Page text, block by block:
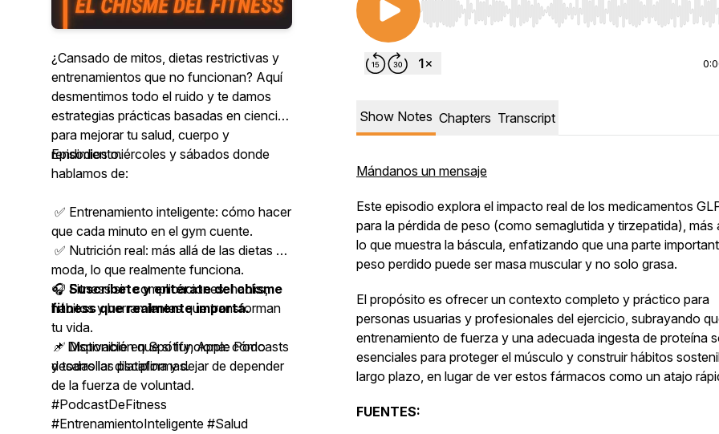
¿Cansado de mitos, dietas restrictivas y
entrenamientos que no funcionan? Aquí
desmentimos todo el ruido y te damos
estrategias prácticas basadas en ciencia
para mejorar tu salud, cuerpo y
rendimiento.
Episodios miércoles y sábados donde
hablamos de:
✅ Entrenamiento inteligente: cómo hacer
que cada minuto en el gym cuente.
✅ Nutrición real: más allá de las dietas de
moda, lo que realmente funciona.
✅ Fitness sin complicaciones: hacks,
hábitos y herramientas que transforman
tu vida.
✅ Motivación que sí funciona: cómo
desarrollar disciplina y dejar de depender
de la fuerza de voluntad.
🎧 Suscríbete y entérate del chisme
fitness que realmente importa.
📌 Disponible en Spotify, Apple Podcasts
y todas las plataformas.
#PodcastDeFitness
#EntrenamientoInteligente #Salud
Use Left/Right to seek, Home/End to jump to start
Show Notes Chapters Transcript
Mándanos un mensaje
Este episodio explora el impacto real de los medicamentos
para la pérdida de peso (como semaglutida y tirzepatida), más
lo que muestra la báscula, enfatizando que una parte
peso perdido puede ser masa muscular y no solo grasa.
El propósito es ofrecer un contexto completo y práctico para
personas usuarias y profesionales del ejercicio, subrayando
entrenamiento de fuerza y una adecuada ingesta de proteína
esenciales para proteger el músculo y construir hábitos
largo plazo, en lugar de ver estos fármacos como un atajo
FUENTES: